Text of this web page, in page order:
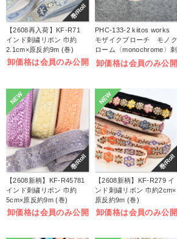
巻/Roll
【2608再入荷】KF-R71
インド刺繍リボン 巾約
2.1cm×原反約9m (巻)
卸価格は会員のみ公開
PHC-133-2 kiitos works
モザイクブローチ モノク
ローム〈monochrome〉刺
しゅうキット (袋)
卸価格は会員のみ公開
NEW
巻/Roll
【2608新柄】KF-R45781
インド刺繍リボン 巾約
5cm×原反約9m (巻)
卸価格は会員のみ公開
巻/Roll
NEW
【2608新柄】KF-R279 イ
ンド刺繍リボン 巾約2cm×
原反約9m (巻)
卸価格は会員のみ公開